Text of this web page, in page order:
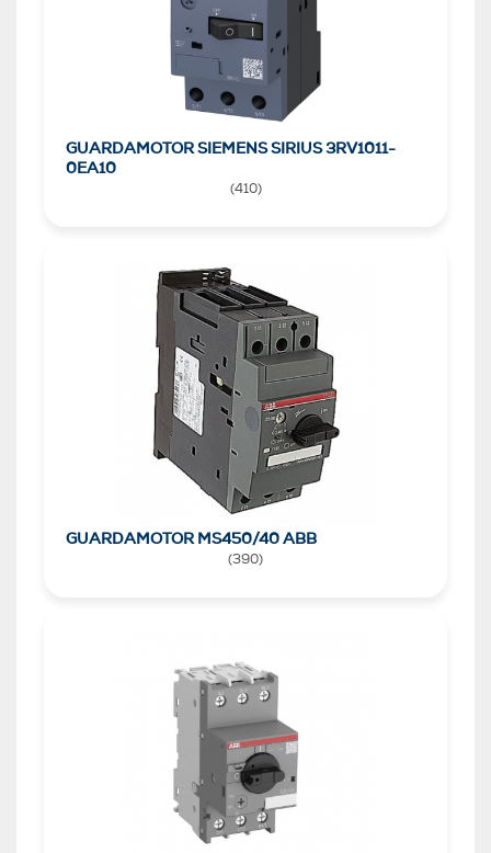
GUARDAMOTOR SIEMENS SIRIUS 3RV1011-
0EA10
(410)
GUARDAMOTOR MS450/40 ABB
(390)